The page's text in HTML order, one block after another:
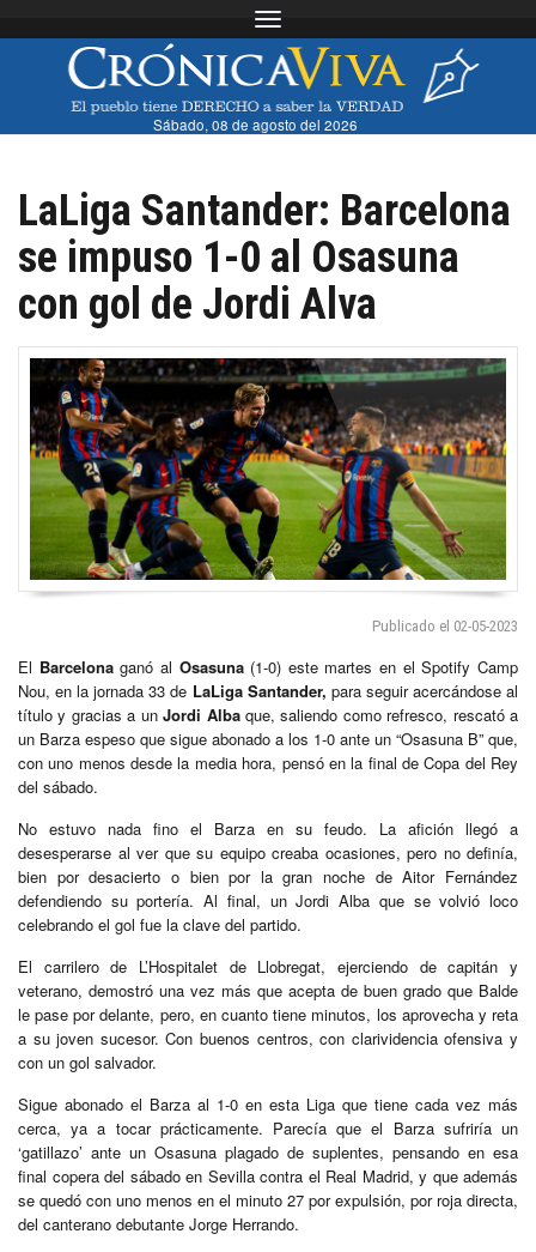
Toggle navigation
Sábado, 08 de agosto del 2026
LaLiga Santander: Barcelona
se impuso 1-0 al Osasuna
con gol de Jordi Alva
Publicado el 02-05-2023
El Barcelonaganó al Osasuna(1-0) este martes en el Spotify Camp
Nou, en la jornada 33 de LaLiga Santander, para seguir acercándose al
título y gracias a unJordi Albaque, saliendo como refresco, rescató a
un Barza espeso que sigue abonado a los 1-0 ante un “Osasuna B” que,
con uno menos desde la media hora, pensó en la final de Copa del Rey
del sábado.
No estuvo nada fino el Barza en su feudo. La afición llegó a
desesperarse al ver que su equipo creaba ocasiones, pero no definía,
bien por desacierto o bien por la gran noche de Aitor Fernández
defendiendo su portería. Al final, un Jordi Alba que se volvió loco
celebrando el gol fue la clave del partido.
El carrilero de L’Hospitalet de Llobregat, ejerciendo de capitán y
veterano, demostró una vez más que acepta de buen grado que Balde
le pase por delante, pero, en cuanto tiene minutos, los aprovecha y reta
a su joven sucesor. Con buenos centros, con clarividencia ofensiva y
con un gol salvador.
Sigue abonado el Barza al 1-0 en esta Liga que tiene cada vez más
cerca, ya a tocar prácticamente. Parecía que el Barza sufriría un
‘gatillazo’ ante un Osasuna plagado de suplentes, pensando en esa
final copera del sábado en Sevilla contra el Real Madrid, y que además
se quedó con uno menos en el minuto 27 por expulsión, por roja directa,
del canterano debutante Jorge Herrando.